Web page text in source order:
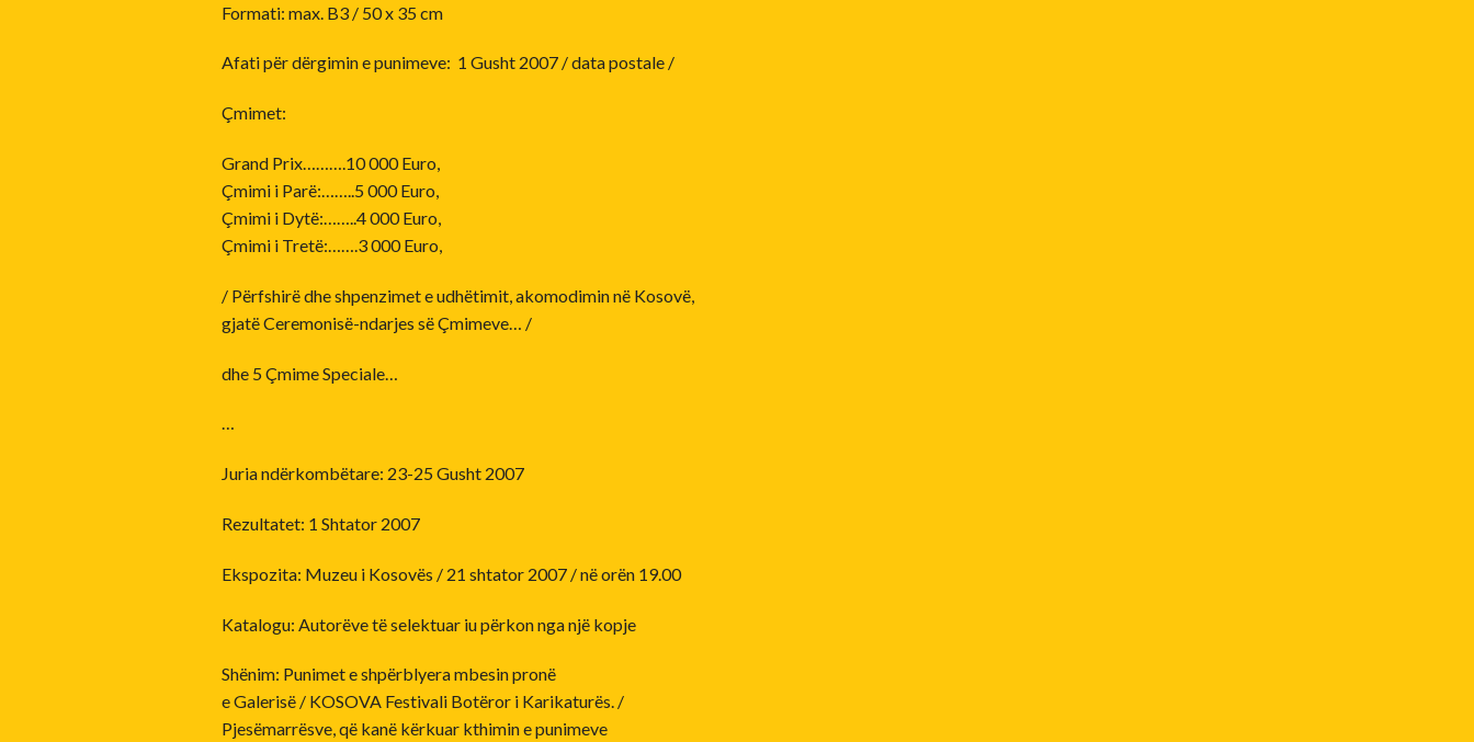
Formati: max. B3 / 50 x 35 cm
Afati për dërgimin e punimeve: 1 Gusht 2007 / data postale /
Çmimet:
Grand Prix……….10 000 Euro,
Çmimi i Parë:……..5 000 Euro,
Çmimi i Dytë:……..4 000 Euro,
Çmimi i Tretë:…….3 000 Euro,
/ Përfshirë dhe shpenzimet e udhëtimit, akomodimin në Kosovë,
gjatë Ceremonisë-ndarjes së Çmimeve… /
dhe 5 Çmime Speciale…
…
Juria ndërkombëtare: 23-25 Gusht 2007
Rezultatet: 1 Shtator 2007
Ekspozita: Muzeu i Kosovës / 21 shtator 2007 / në orën 19.00
Katalogu: Autorëve të selektuar iu përkon nga një kopje
Shënim: Punimet e shpërblyera mbesin pronë
e Galerisë / KOSOVA Festivali Botëror i Karikaturës. /
Pjesëmarrësve, që kanë kërkuar kthimin e punimeve